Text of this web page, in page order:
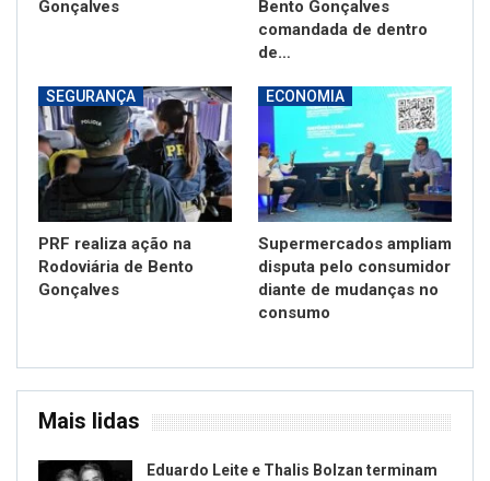
Gonçalves
Bento Gonçalves
comandada de dentro
de…
SEGURANÇA
PRF realiza ação na
Rodoviária de Bento
Gonçalves
ECONOMIA
Supermercados ampliam
disputa pelo consumidor
diante de mudanças no
consumo
Mais lidas
Eduardo Leite e Thalis Bolzan terminam